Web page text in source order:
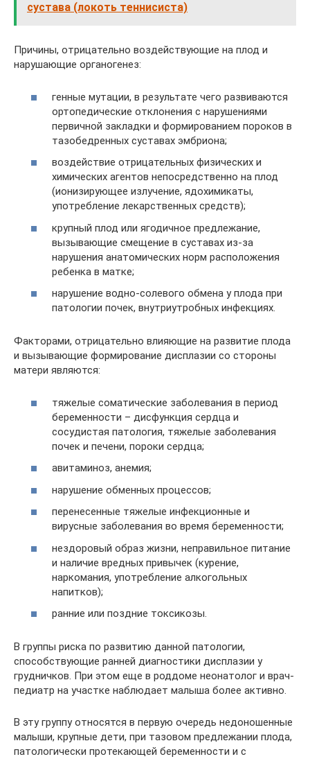
сустава (локоть теннисиста)
Причины, отрицательно воздействующие на плод и
нарушающие органогенез:
генные мутации, в результате чего развиваются
ортопедические отклонения с нарушениями
первичной закладки и формированием пороков в
тазобедренных суставах эмбриона;
воздействие отрицательных физических и
химических агентов непосредственно на плод
(ионизирующее излучение, ядохимикаты,
употребление лекарственных средств);
крупный плод или ягодичное предлежание,
вызывающие смещение в суставах из-за
нарушения анатомических норм расположения
ребенка в матке;
нарушение водно-солевого обмена у плода при
патологии почек, внутриутробных инфекциях.
Факторами, отрицательно влияющие на развитие плода
и вызывающие формирование дисплазии со стороны
матери являются:
тяжелые соматические заболевания в период
беременности – дисфункция сердца и
сосудистая патология, тяжелые заболевания
почек и печени, пороки сердца;
авитаминоз, анемия;
нарушение обменных процессов;
перенесенные тяжелые инфекционные и
вирусные заболевания во время беременности;
нездоровый образ жизни, неправильное питание
и наличие вредных привычек (курение,
наркомания, употребление алкогольных
напитков);
ранние или поздние токсикозы.
В группы риска по развитию данной патологии,
способствующие ранней диагностики дисплазии у
грудничков. При этом еще в роддоме неонатолог и врач-
педиатр на участке наблюдает малыша более активно.
В эту группу относятся в первую очередь недоношенные
малыши, крупные дети, при тазовом предлежании плода,
патологически протекающей беременности и с